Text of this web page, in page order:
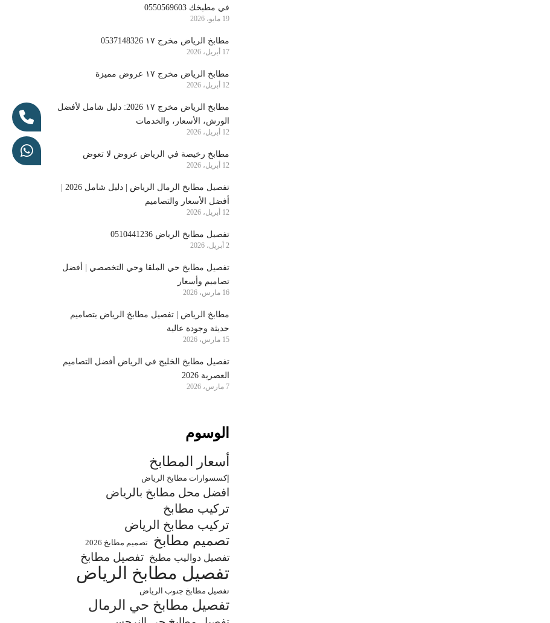
في مطبخك 0550569603
19 مايو، 2026
مطابخ الرياض مخرج ١٧ 0537148326
17 أبريل، 2026
مطابخ الرياض مخرج ١٧ عروض مميزة
12 أبريل، 2026
مطابخ الرياض مخرج ١٧ 2026: دليل شامل لأفضل
الورش، الأسعار، والخدمات
12 أبريل، 2026
مطابخ رخيصة في الرياض عروض لا تعوض
12 أبريل، 2026
أفضل الأسعار والتصاميم
12 أبريل، 2026
تفصيل مطابخ الرياض 0510441236
2 أبريل، 2026
تفصيل مطابخ حي الملقا وحي التخصصي | أفضل
تصاميم وأسعار
16 مارس، 2026
مطابخ الرياض | تفصيل مطابخ الرياض بتصاميم
حديثة وجودة عالية
15 مارس، 2026
تفصيل مطابخ الخليج في الرياض أفضل التصاميم
العصرية 2026
7 مارس، 2026
الوسوم
أسعار المطابخ
إكسسوارات مطابخ الرياض
افضل محل مطابخ بالرياض
تركيب مطابخ
تركيب مطابخ الرياض
تصميم مطابخ تصميم مطابخ 2026
تفصيل دواليب مطبخ تفصيل مطابخ
تفصيل مطابخ الرياض
تفصيل مطابخ جنوب الرياض
تفصيل مطابخ حي الرمال